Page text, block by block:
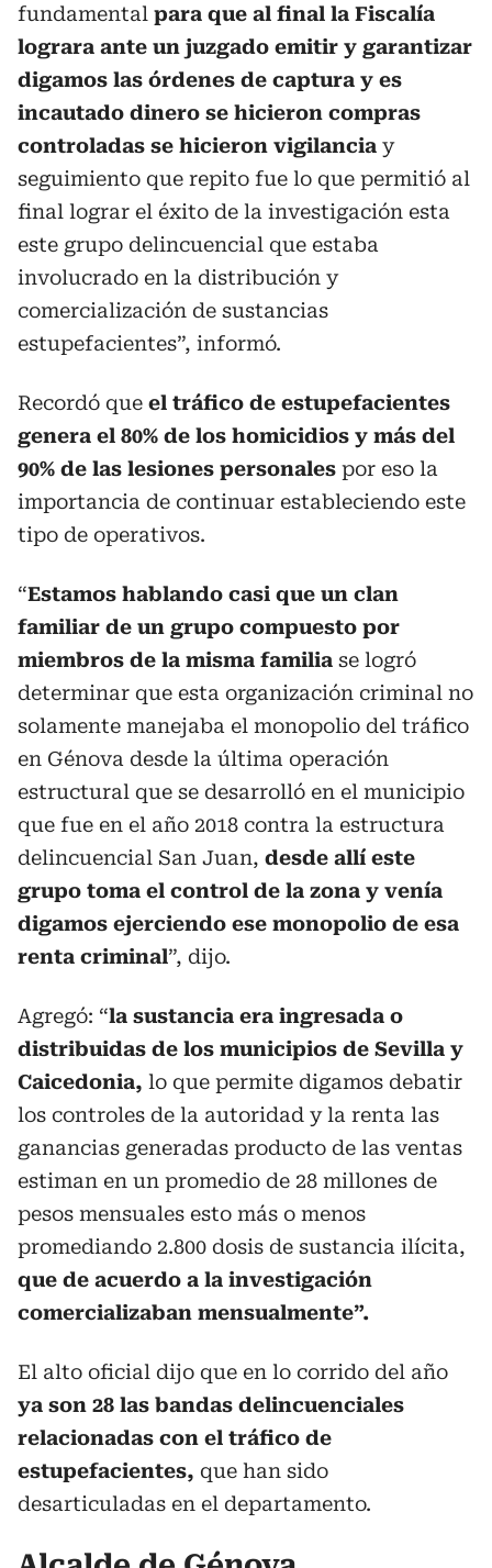
fundamental para que al final la Fiscalía
lograra ante un juzgado emitir y garantizar
digamos las órdenes de captura y es
incautado dinero se hicieron compras
controladas se hicieron vigilancia y
seguimiento que repito fue lo que permitió al
final lograr el éxito de la investigación esta
este grupo delincuencial que estaba
involucrado en la distribución y
comercialización de sustancias
estupefacientes”, informó.
Recordó que el tráfico de estupefacientes
genera el 80% de los homicidios y más del
90% de las lesiones personales por eso la
importancia de continuar estableciendo este
tipo de operativos.
“Estamos hablando casi que un clan
familiar de un grupo compuesto por
miembros de la misma familia se logró
determinar que esta organización criminal no
solamente manejaba el monopolio del tráfico
en Génova desde la última operación
estructural que se desarrolló en el municipio
que fue en el año 2018 contra la estructura
delincuencial San Juan, desde allí este
grupo toma el control de la zona y venía
digamos ejerciendo ese monopolio de esa
renta criminal”, dijo.
Agregó: “la sustancia era ingresada o
distribuidas de los municipios de Sevilla y
Caicedonia, lo que permite digamos debatir
los controles de la autoridad y la renta las
ganancias generadas producto de las ventas
estiman en un promedio de 28 millones de
pesos mensuales esto más o menos
promediando 2.800 dosis de sustancia ilícita,
que de acuerdo a la investigación
comercializaban mensualmente”.
El alto oficial dijo que en lo corrido del año
ya son 28 las bandas delincuenciales
relacionadas con el tráfico de
estupefacientes, que han sido
desarticuladas en el departamento.